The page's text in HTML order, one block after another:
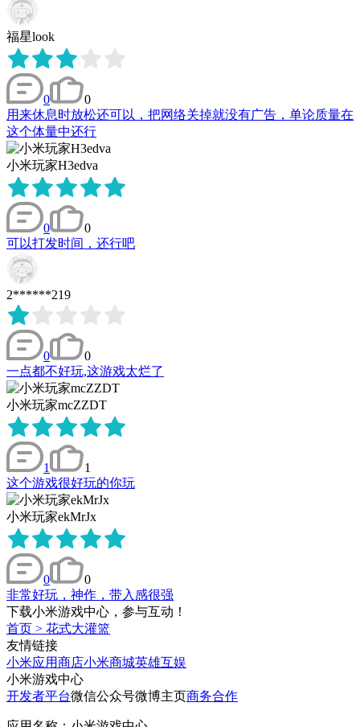
福星look
0
0
用来休息时放松还可以，把网络关掉就没有广告，单论质量在
这个体量中还行
小米玩家H3edva
0
0
可以打发时间，还行吧
2******219
0
0
一点都不好玩,这游戏太烂了
小米玩家mcZZDT
1
1
这个游戏很好玩的你玩
小米玩家ekMrJx
0
0
非常好玩，神作，带入感很强
下载小米游戏中心，参与互动！
首页 > 花式大灌篮
友情链接
小米应用商店小米商城英雄互娱
小米游戏中心
开发者平台微信公众号微博主页商务合作